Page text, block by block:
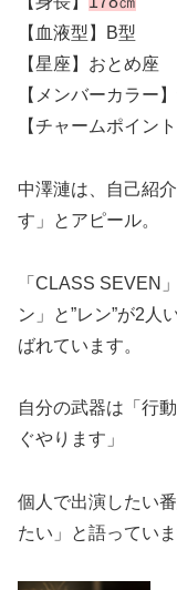
【血液型】B型
【星座】おとめ座
【メンバーカラー
【チャームポイン
中澤漣は、自己紹
す」とアピール。
「CLASS SEVEN
ン」と”レン”が2人
ばれています。
自分の武器は「行
ぐやります」
個人で出演したい
たい」と語っていま